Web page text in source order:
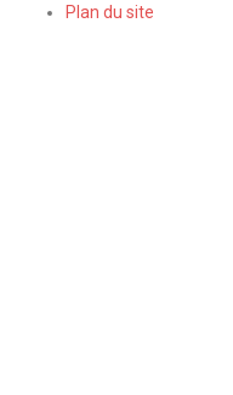
Plan du site